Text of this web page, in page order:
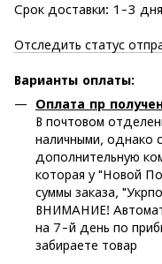
Срок доставки: 1-3 дня
Отследить статус
Варианты оплаты:
Оплата пр
В почтовом
наличными, однако
дополнительную
которая у "Новой
суммы заказа,
ВНИМАНИЕ!
на 7-й день по
забираете товар